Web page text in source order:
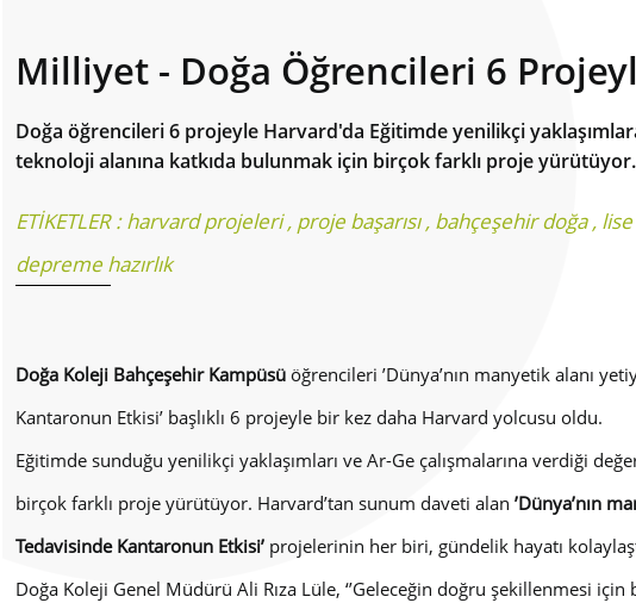
Milliyet - Doğa Öğrencileri 6
Doğa öğrencileri 6 projeyle Harvard'da Eğitimde yenilikçi
teknoloji alanına katkıda bulunmak için birçok farklı proje yürütüyor.
ETİKETLER :harvard projeleri, proje başarısı, bahçeşehir doğa,
depreme hazırlık
Doğa Koleji Bahçeşehir Kampüsüöğrencileri ’Dünya’nın manyetik alanı
Kantaronun Etkisi’ başlıklı 6 projeyle bir kez daha Harvard yolcusu oldu.
Eğitimde sunduğu yenilikçi yaklaşımları ve Ar-Ge çalışmalarına verdiği
birçok farklı proje yürütüyor. Harvard’tan sunum daveti alan’Dünya’nın
Tedavisinde Kantaronun Etkisi’ projelerinin her biri, gündelik hayatı
Doğa Koleji Genel Müdürü Ali Rıza Lüle, ‘’Geleceğin doğru şekillenmesi